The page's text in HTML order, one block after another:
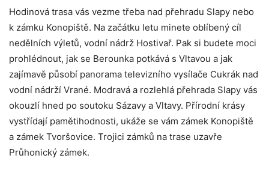
Hodinová trasa vás vezme třeba nad přehradu Slapy nebo
k zámku Konopiště. Na začátku letu minete oblíbený cíl
nedělních výletů, vodní nádrž Hostivař. Pak si budete moci
prohlédnout, jak se Berounka potkává s Vltavou a jak
zajímavě působí panorama televizního vysílače Cukrák nad
vodní nádrží Vrané. Modravá a rozlehlá přehrada Slapy vás
okouzlí hned po soutoku Sázavy a Vltavy. Přírodní krásy
vystřídají pamětihodnosti, ukáže se vám zámek Konopiště
a zámek Tvoršovice. Trojici zámků na trase uzavře
Průhonický zámek.